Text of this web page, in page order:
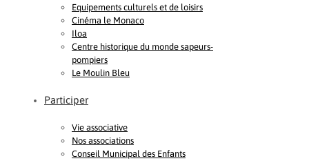
Equipements culturels et de loisirs
Cinéma le Monaco
Iloa
Centre historique du monde sapeurs-
pompiers
Le Moulin Bleu
Participer
Vie associative
Nos associations
Conseil Municipal des Enfants